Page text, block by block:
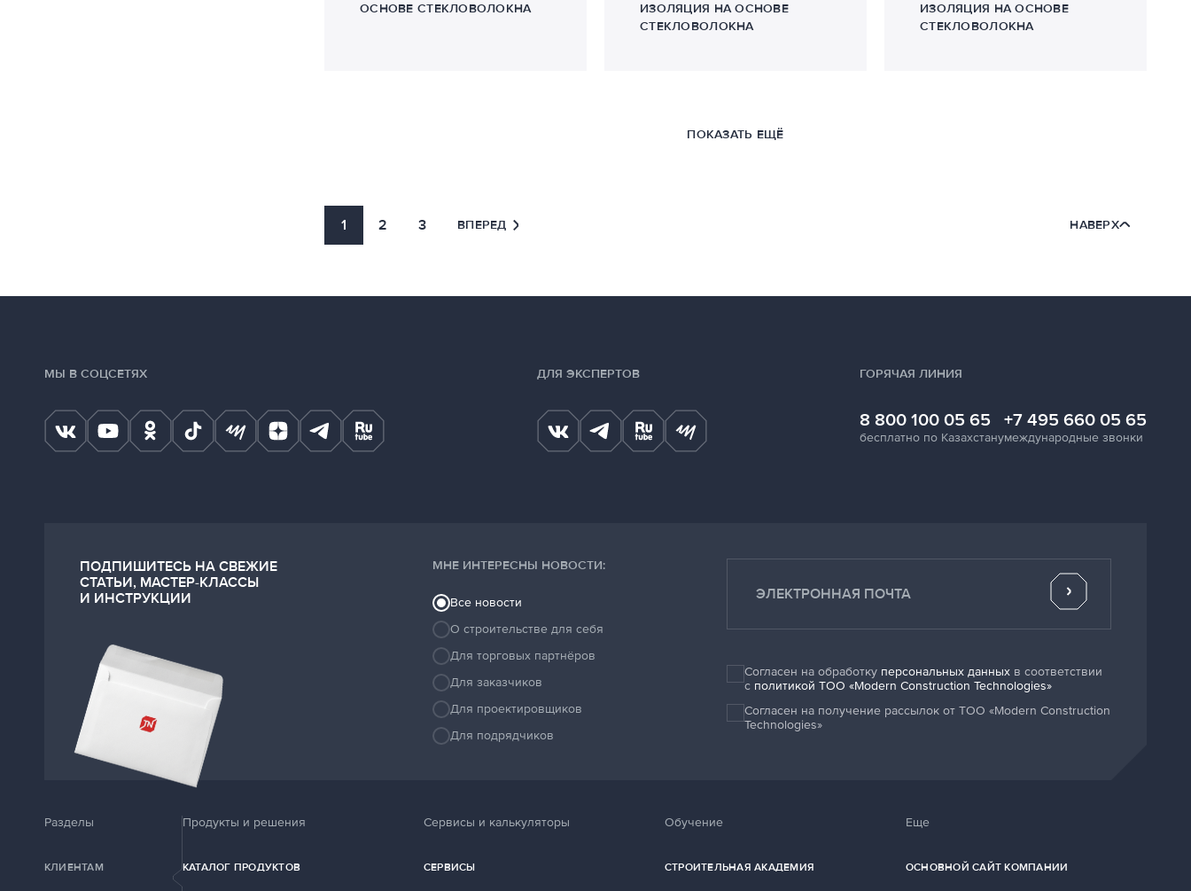
ОСНОВЕ СТЕКЛОВОЛОКНА
ИЗОЛЯЦИЯ НА ОСНОВЕ
СТЕКЛОВОЛОКНА
ИЗОЛЯЦИЯ НА ОСНОВЕ
СТЕКЛОВОЛОКНА
ПОКАЗАТЬ ЕЩЁ
1 2 3 ВПЕРЕД НАВЕРХ
МЫ В СОЦСЕТЯХ ДЛЯ ЭКСПЕРТОВ ГОРЯЧАЯ ЛИНИЯ
8 800 100 05 65
бесплатно по Казахстану
+7 495 660 05 65
международные звонки
ПОДПИШИТЕСЬ НА СВЕЖИЕ
СТАТЬИ, МАСТЕР-КЛАССЫ
И ИНСТРУКЦИИ
МНЕ ИНТЕРЕСНЫ НОВОСТИ:
Все новости
О строительстве для себя
Для торговых партнёров
Для заказчиков
Для проектировщиков
Для подрядчиков
Согласен на обработку персональных данных в соответствии
с политикой ТОО «Modern Construction Technologies»
Согласен на получение рассылок от ТОО «Modern Construction
Technologies»
Разделы
КЛИЕНТАМ
Продукты и решения
КАТАЛОГ ПРОДУКТОВ
Сервисы и калькуляторы
СЕРВИСЫ
Обучение
СТРОИТЕЛЬНАЯ АКАДЕМИЯ
Еще
ОСНОВНОЙ САЙТ КОМПАНИИ